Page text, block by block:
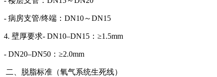
- 病房支管/终端：DN10～DN15
4. 壁厚要求- DN10–DN15：≥1.5mm
- DN20–DN50：≥2.0mm
二、脱脂标准（氧气系统生死线）